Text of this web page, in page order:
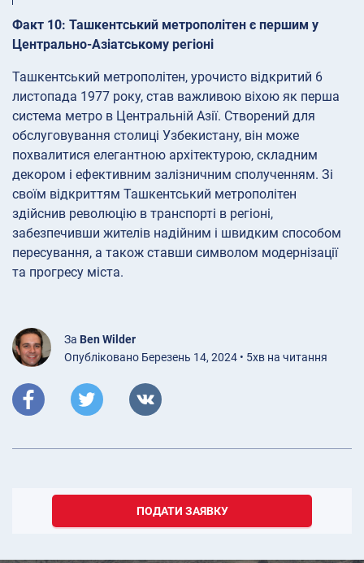
Факт 10: Ташкентський метрополітен є першим у
Центрально-Азіатському регіоні
Ташкентський метрополітен, урочисто відкритий 6
листопада 1977 року, став важливою віхою як перша
система метро в Центральній Азії. Створений для
обслуговування столиці Узбекистану, він може
похвалитися елегантною архітектурою, складним
декором і ефективним залізничним сполученням. Зі
своїм відкриттям Ташкентський метрополітен
здійснив революцію в транспорті в регіоні,
забезпечивши жителів надійним і швидким способом
пересування, а також ставши символом модернізації
та прогресу міста.
За Ben Wilder
Опубліковано Березень 14, 2024 • 5хв на читання
ПОДАТИ ЗАЯВКУ